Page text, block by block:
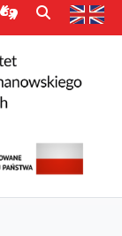
e-mail
Informacje dla
Szukaj